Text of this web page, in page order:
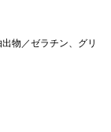
物／ゼラチン、グリ